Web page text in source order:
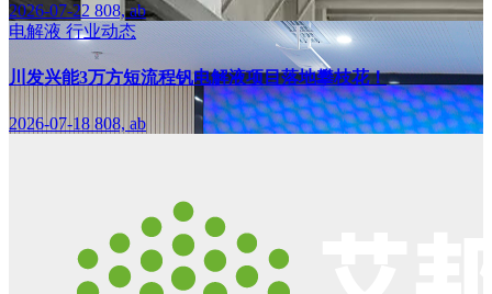
2026-07-22 808, ab
电解液 行业动态
川发兴能3万方短流程钒电解液项目落地攀枝花！
2026-07-18 808, ab